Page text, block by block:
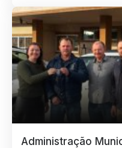
Administração